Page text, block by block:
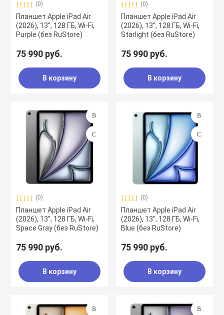
(0)
Планшет Apple iPad Air
(2026), 13", 128 ГБ, Wi-Fi,
Purple (без RuStore)
75 990 руб.
В корзину
(0)
Планшет Apple iPad Air
(2026), 13", 128 ГБ, Wi-Fi,
Starlight (без RuStore)
75 990 руб.
В корзину
(0)
Планшет Apple iPad Air
(2026), 13", 128 ГБ, Wi-Fi,
Space Gray (без RuStore)
75 990 руб.
В корзину
(0)
Планшет Apple iPad Air
(2026), 13", 128 ГБ, Wi-Fi,
Blue (без RuStore)
75 990 руб.
В корзину